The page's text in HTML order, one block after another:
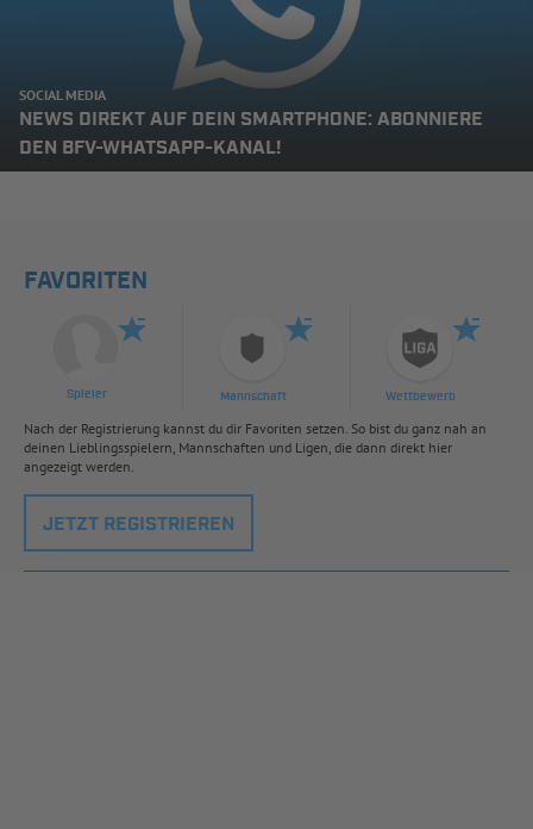
SOCIAL MEDIA
NEWS DIREKT AUF DEIN SMARTPHONE: ABONNIERE
DEN BFV-WHATSAPP-KANAL!
FAVORITEN
Spieler Mannschaft Wettbewerb
Nach der Registrierung kannst du dir Favoriten setzen. So bist du ganz nah an
deinen Lieblingsspielern, Mannschaften und Ligen, die dann direkt hier
angezeigt werden.
JETZT REGISTRIEREN